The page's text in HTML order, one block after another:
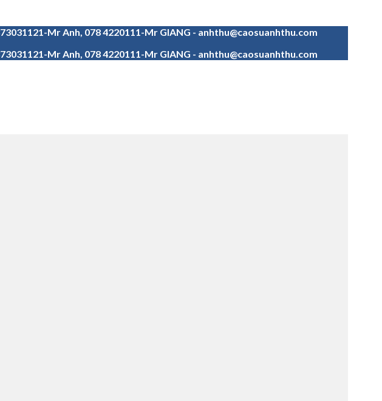
Mr Anh, 078 4220111-Mr GIANG - anhthu@caosuanhthu.com
Mr Anh, 078 4220111-Mr GIANG - anhthu@caosuanhthu.com